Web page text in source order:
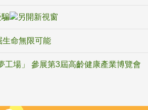
騙
生命無限可能
工場」 參展第3屆高齡健康產業博覽會